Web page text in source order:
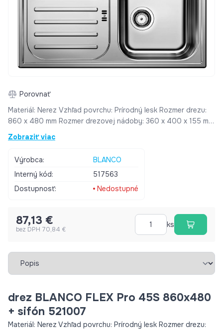
Porovnať
Materiál: Nerez Vzhľad povrchu: Prírodný lesk Rozmer drezu:
860 x 480 mm Rozmer drezovej nádoby: 360 x 400 x 155 mm
Minimálna šířka skrinky: 450 mm Zpôsob montáže: Horná, drez
je usadený nad pracovnou dosku. Orientácia drezu: Otočný
Provedenie prepadu: Prepad umiestnený na odkapovej ploche
drezu Rozmer výrezu: 842 x 462 mm Obsah balenia: Nerezový
drez, Príchytky a tesnenia, Výpusť 1 1/2, sifón s odbočkou.
Zobraziť viac
Výrobca:
BLANCO
Interný kód:
517563
Dostupnosť:
Nedostupné
87,13 €
bez DPH 70,84 €
ks
Vybrať záložku
drez BLANCO FLEX Pro 45S 860x480
+ sifón 521007
Materiál: Nerez Vzhľad povrchu: Prírodný lesk Rozmer drezu: